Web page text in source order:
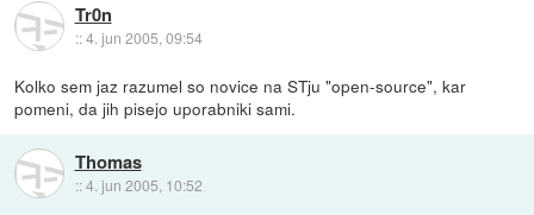
Tr0n
::4. jun 2005, 09:54
Kolko sem jaz razumel so novice na STju "open-source", kar
pomeni, da jih pisejo uporabniki sami.
Thomas
::4. jun 2005, 10:52